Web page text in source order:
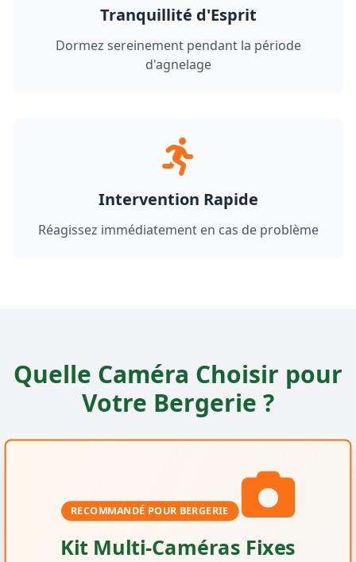
Tranquillité d'Esprit
Dormez sereinement pendant la période
d'agnelage
Intervention Rapide
Réagissez immédiatement en cas de problème
Quelle Caméra Choisir pour
Votre Bergerie ?
RECOMMANDÉ POUR BERGERIE
Kit Multi-Caméras Fixes